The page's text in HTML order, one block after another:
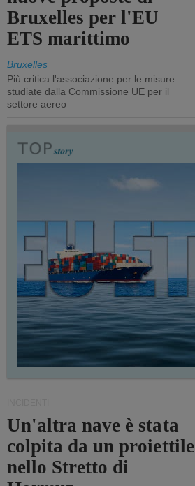
Bruxelles per l'EU
ETS marittimo
Bruxelles
Più critica l'associazione per le misure
studiate dalla Commissione UE per il
settore aereo
Un'altra nave è stata
colpita da un proiettile
nello Stretto di